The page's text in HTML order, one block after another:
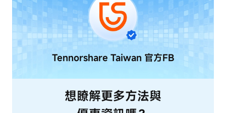
Tennorshare Taiwan 官方FB
想瞭解更多方法與